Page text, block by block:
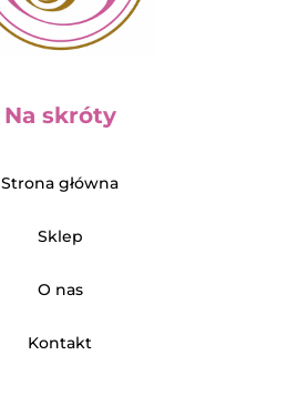
Na skróty
Strona główna
Sklep
O nas
Kontakt